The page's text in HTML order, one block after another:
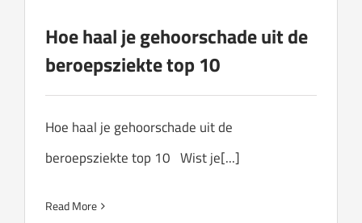
Hoe haal je gehoorschade uit de
beroepsziekte top 10
Hoe haal je gehoorschade uit de
beroepsziekte top 10 Wist je[...]
Read More